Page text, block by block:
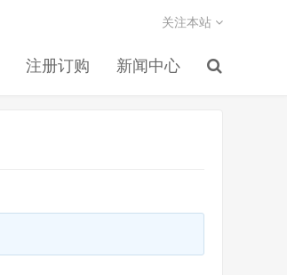
注册订购 新闻中心
关注本站